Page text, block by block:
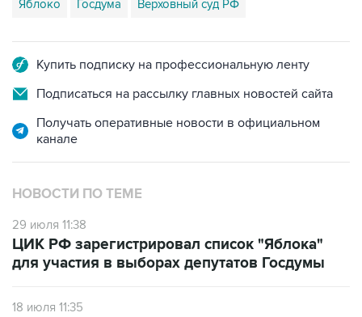
Подписаться на рассылку главных новостей сайта
Получать оперативные новости в официальном
НОВОСТИ ПО ТЕМЕ
29 июля 11:38
для участия в выборах депутатов Госдумы
18 июля 11:35
выдвинувших кандидатов на выборы в